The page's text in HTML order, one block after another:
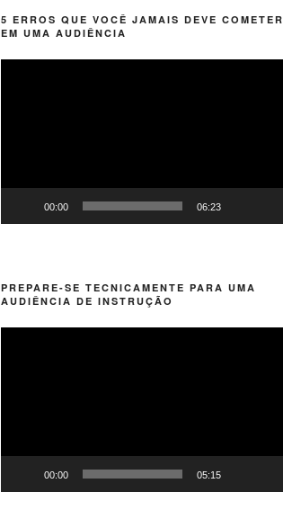
5 ERROS QUE VOCÊ JAMAIS DEVE COMETER
EM UMA AUDIÊNCIA
00:00 06:23
PREPARE-SE TECNICAMENTE PARA UMA
AUDIÊNCIA DE INSTRUÇÃO
00:00 05:15